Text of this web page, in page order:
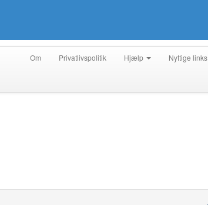
Om Privatlivspolitik Hjælp Nyttige links